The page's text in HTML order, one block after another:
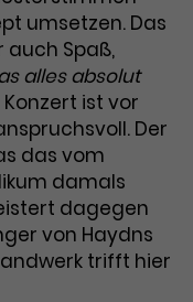
der Anzeige
und
von
hinweg.
umsetzen. Das
Spaß,
alles absolut
Konzert ist vor
Der
das vom
damals
dagegen
von Haydns
trifft hier